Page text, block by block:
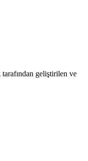
geliştirilen ve